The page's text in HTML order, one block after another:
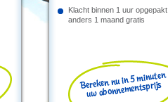
Klacht binnen 1 uur opgepakt
anders 1 maand gratis